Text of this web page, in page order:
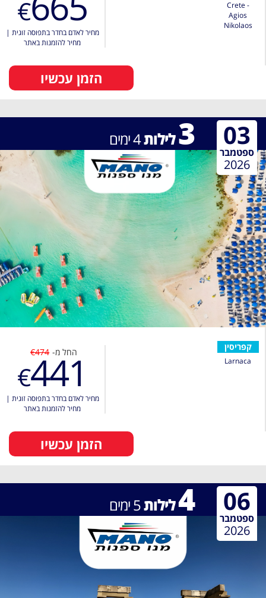
Crete -
Agios
Nikolaos
€
מחיר לאדם בחדר בתפוסה זוגית |
מחיר להזמנות באתר
הזמן עכשיו
3לילות4ימים 03
ספטמבר
2026
קפריסין
Larnaca
החל מ- €474
€441
מחיר לאדם בחדר בתפוסה זוגית |
מחיר להזמנות באתר
הזמן עכשיו
4לילות5ימים 06
ספטמבר
2026